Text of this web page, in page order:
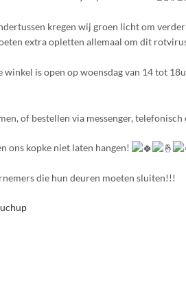
kregen wij groen licht om
extra opletten allemaal om dit
winkel is open op woensdag van 14 tot
of bestellen via messenger, telefonisch
ons kopke niet laten hangen!
die hun deuren moeten sluiten!!!